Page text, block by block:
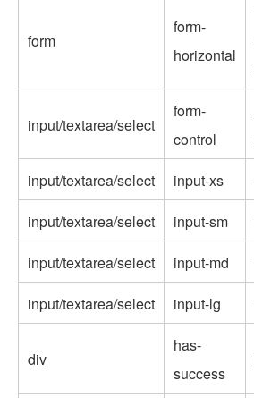
form
form-
horizontal
input/textarea/select
form-
control
input/textarea/select
input-xs
input/textarea/select
input-sm
input/textarea/select
input-md
input/textarea/select
input-lg
div
has-
success